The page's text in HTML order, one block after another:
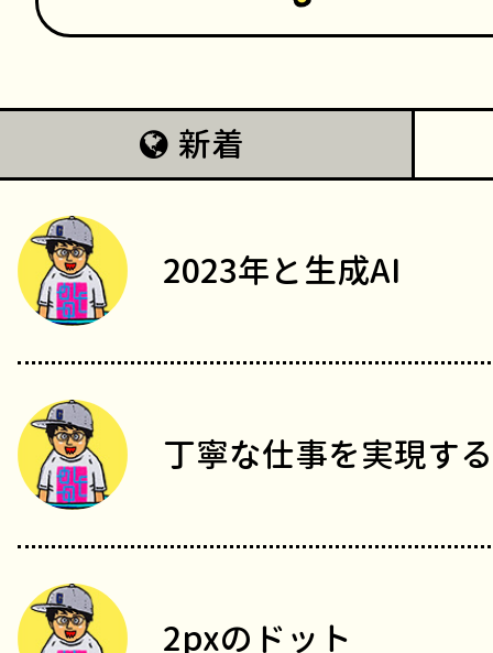
新着
2023年と生成AI
丁寧な仕事を実現す
2pxのドット